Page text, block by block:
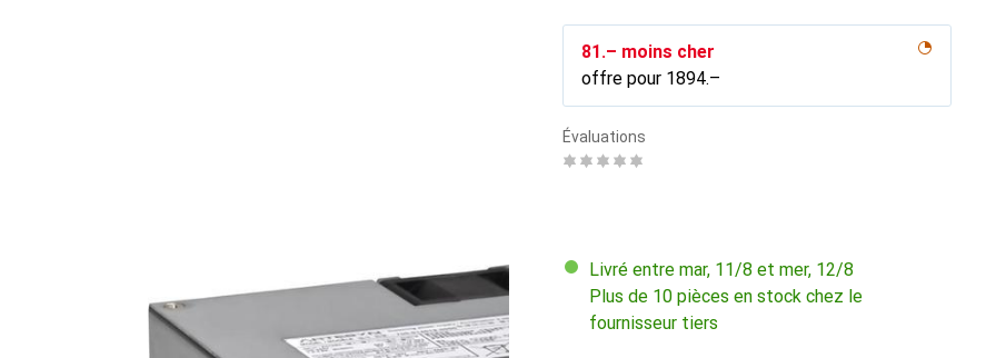
CHF
81.– moins cher
offre pour CHF
1894.–
Évaluations
Livré entre mar, 11/8 et mer, 12/8
Plus de 10 pièces en stock chez le
fournisseur tiers